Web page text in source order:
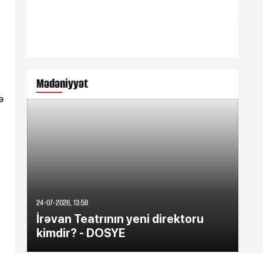
Mədəniyyət
24-07-2026, 13:58
İrəvan Teatrının yeni direktoru
kimdir? - DOSYE